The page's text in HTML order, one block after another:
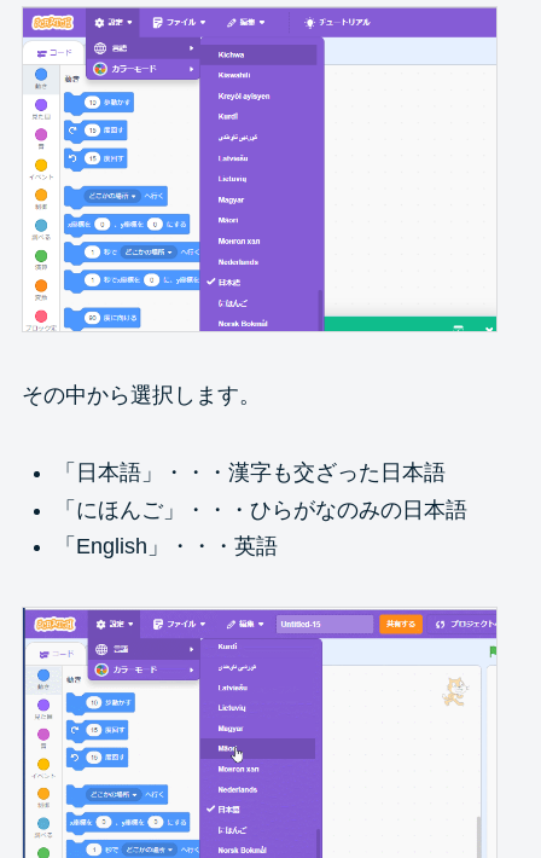
その中から選択します。
「日本語」・・・漢字も交ざった日本語
「にほんご」・・・ひらがなのみの日本語
「English」・・・英語